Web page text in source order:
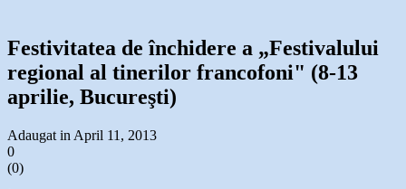
Festivitatea de închidere a „Festivalului
regional al tinerilor francofoni" (8-13
aprilie, Bucureşti)
Adaugat in April 11, 2013
0
(0)